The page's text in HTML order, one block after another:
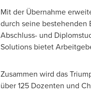
Mit der Übernahme
durch seine bestehenden
Abschluss- und
Solutions bietet
Zusammen wird das
über 125 Dozenten und